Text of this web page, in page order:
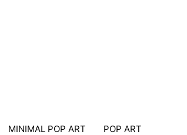
MINIMAL POP ART POP ART